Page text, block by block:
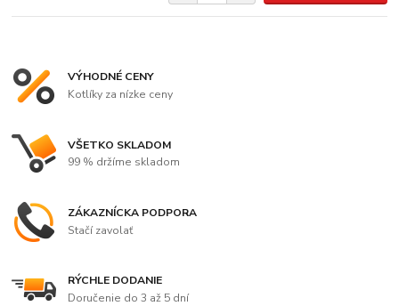
VÝHODNÉ CENY
Kotlíky za nízke ceny
VŠETKO SKLADOM
99 % držíme skladom
ZÁKAZNÍCKA PODPORA
Stačí zavolať
RÝCHLE DODANIE
Doručenie do 3 až 5 dní